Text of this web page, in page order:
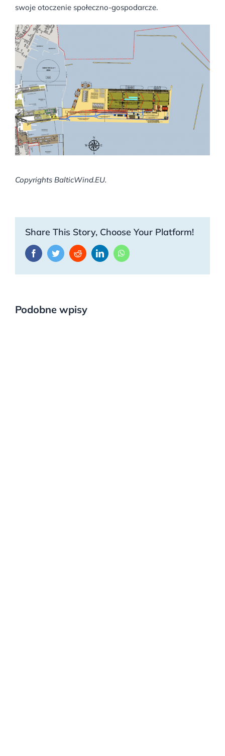
swoje otoczenie społeczno-gospodarcze.
Copyrights BalticWind.EU.
Share This Story, Choose Your Platform!
FacebookTwitterRedditLinkedInWhatsApp
Podobne wpisy